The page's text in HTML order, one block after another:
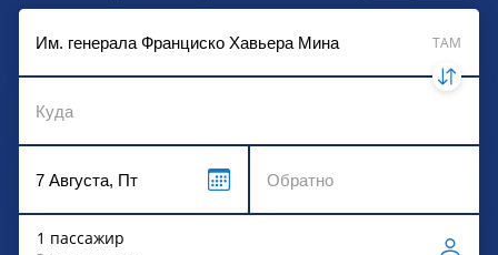
TAM
1 пассажир